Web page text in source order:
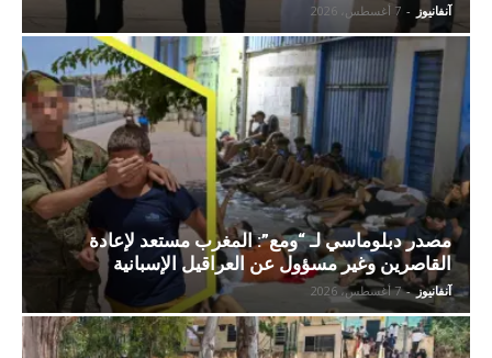
آنفانيوز - 7 أغسطس، 2026
مصدر دبلوماسي لـ “ومع”: المغرب مستعد لإعادة
القاصرين وغير مسؤول عن العراقيل الإسبانية
آنفانيوز - 7 أغسطس، 2026